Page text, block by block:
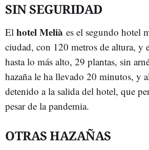
SIN SEGURIDAD
El hotel Melià es el segundo hotel
ciudad, con 120 metros de altura, y
hasta lo más alto, 29 plantas, sin
hazaña le ha llevado 20 minutos, y
detenido a la salida del hotel, que
pesar de la pandemia.
OTRAS HAZAÑAS